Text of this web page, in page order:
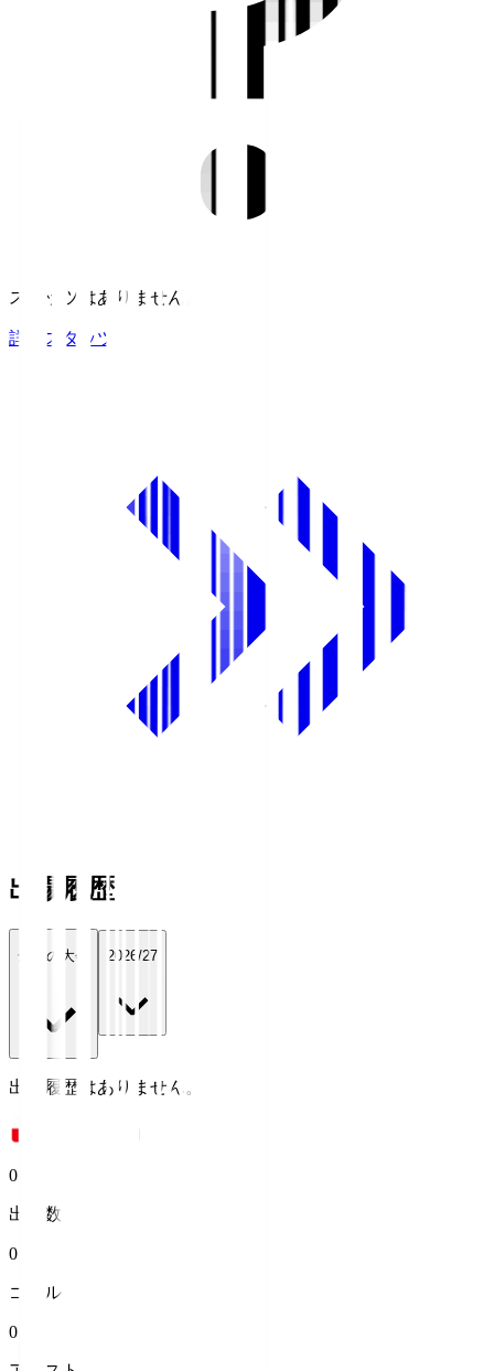
スタッツはありません。
詳細スタッツ
出場履歴
全ての大会 2026/27
出場履歴はありません。
0
出場数
0
ゴール
0